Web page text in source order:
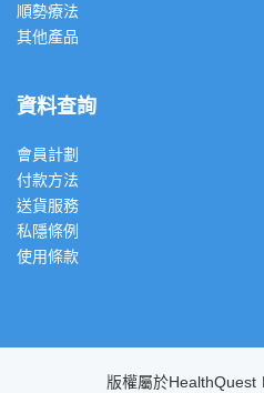
順勢療法
其他產品
資料查詢
會員計劃
付款方法
送貨服務
私隱條例
使用條款
版權屬於HealthQuest